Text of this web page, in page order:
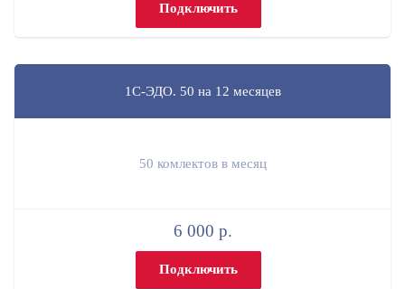
Подключить
1С-ЭДО. 50 на 12 месяцев
50 комлектов в месяц
6 000 р.
Подключить